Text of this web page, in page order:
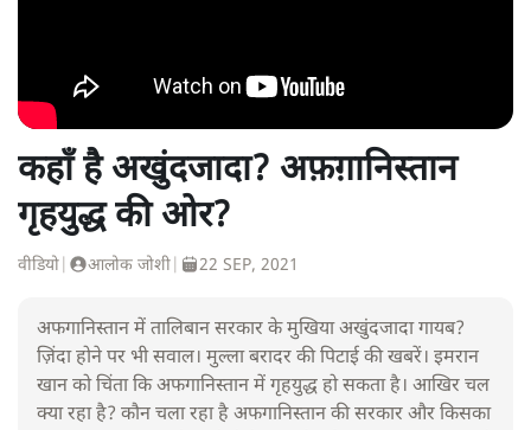
कहाँ है अखुंदजादा? अफ़ग़ानिस्तान
गृहयुद्ध की ओर?
वीडियो आलोक जोशी 22 SEP, 2021
अफगानिस्तान में तालिबान सरकार के मुखिया अखुंदजादा गायब?
ज़िंदा होने पर भी सवाल। मुल्ला बरादर की पिटाई की खबरें। इमरान
खान को चिंता कि अफगानिस्तान में गृहयुद्ध हो सकता है। आखिर चल
क्या रहा है? कौन चला रहा है अफगानिस्तान की सरकार और किसका